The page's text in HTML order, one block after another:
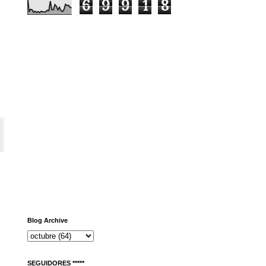
6 9 9 1 8
Blog Archive
SEGUIDORES *****